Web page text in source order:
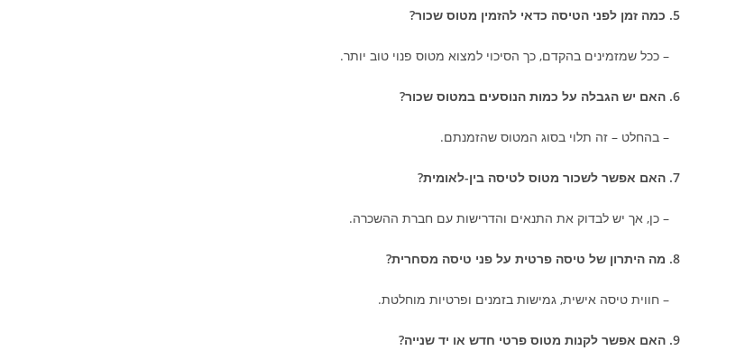
5. כמה זמן לפני הטיסה כדאי להזמין מטוס שכור?
– ככל שמזמינים בהקדם, כך הסיכוי למצוא מטוס פנוי טוב יותר.
6. האם יש הגבלה על כמות הנוסעים במטוס שכור?
– בהחלט – זה תלוי בסוג המטוס שהזמנתם.
7. האם אפשר לשכור מטוס לטיסה בין-לאומית?
– כן, אך יש לבדוק את התנאים והדרישות עם חברת ההשכרה.
8. מה היתרון של טיסה פרטית על פני טיסה מסחרית?
– חווית טיסה אישית, גמישות בזמנים ופרטיות מוחלטת.
9. האם אפשר לקנות מטוס פרטי חדש או יד שנייה?